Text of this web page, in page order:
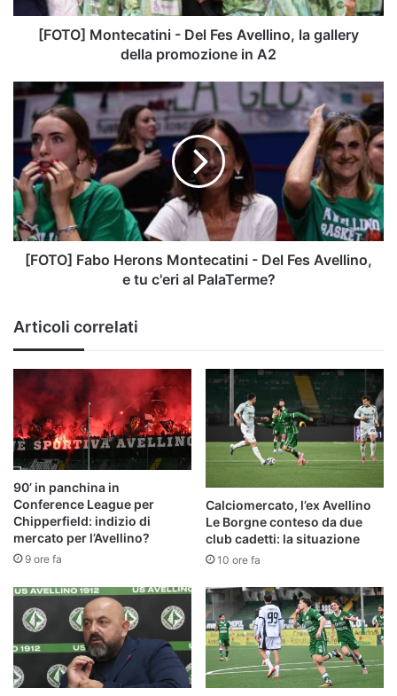
della
promozione
[FOTO] Montecatini - Del Fes Avellino, la gallery
della promozione in A2
[FOTO]
Fabo
Herons
Montecatini
Del
Fes
Avellino,
e
[FOTO] Fabo Herons Montecatini - Del Fes Avellino,
e tu c'eri al PalaTerme?
Articoli correlati
90’ in panchina in
Conference League per
Chipperfield: indizio di
mercato per l’Avellino?
9 ore fa
Calciomercato, l’ex Avellino
Le Borgne conteso da due
club cadetti: la situazione
10 ore fa